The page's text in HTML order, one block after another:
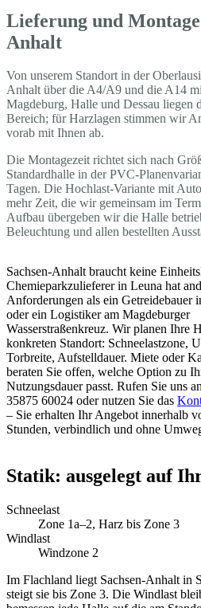
Lieferung und Montage
Anhalt
Von unserem Standort in der
Anhalt über die A4/A9 und die A14
Magdeburg, Halle und Dessau liegen
Bereich; für Harzlagen stimmen wir
vorab mit Ihnen ab.
Die Montagezeit richtet sich nach
Standardhalle in der PVC-
Tagen. Die Hochlast-Variante mit
mehr Zeit, die wir gemeinsam im
Aufbau übergeben wir die Halle
Beleuchtung und allen bestellten
Sachsen-Anhalt braucht keine
Chemieparkzulieferer in Leuna hat
Anforderungen als ein Getreidebauer
oder ein Logistiker am Magdeburger
Wasserstraßenkreuz. Wir planen Ihre
konkreten Standort: Schneelastzone,
Torbreite, Aufstelldauer. Miete oder
beraten Sie offen, welche Option zu
Nutzungsdauer passt. Rufen Sie uns
35875 60024 oder nutzen Sie das
– Sie erhalten Ihr Angebot innerhalb
Stunden, verbindlich und ohne
Statik: ausgelegt auf
Schneelast
Zone 1a–2, Harz bis Zone 3
Windlast
Windzone 2
Im Flachland liegt Sachsen-Anhalt in
steigt sie bis Zone 3. Die Windlast